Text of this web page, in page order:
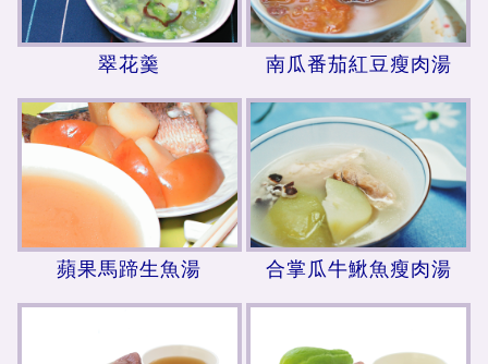
翠花羹 南瓜番茄紅豆瘦肉湯
蘋果馬蹄生魚湯 合掌瓜牛鰍魚瘦肉湯